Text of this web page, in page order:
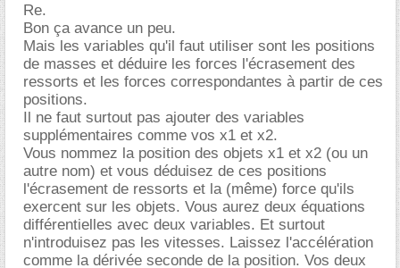
Re.
Bon ça avance un peu.
Mais les variables qu'il faut utiliser sont les positions
de masses et déduire les forces l'écrasement des
ressorts et les forces correspondantes à partir de ces
positions.
Il ne faut surtout pas ajouter des variables
supplémentaires comme vos x1 et x2.
Vous nommez la position des objets x1 et x2 (ou un
autre nom) et vous déduisez de ces positions
l'écrasement de ressorts et la (même) force qu'ils
exercent sur les objets. Vous aurez deux équations
différentielles avec deux variables. Et surtout
n'introduisez pas les vitesses. Laissez l'accélération
comme la dérivée seconde de la position. Vos deux